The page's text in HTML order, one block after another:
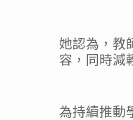
她認為，教
容，同時減
為持續推動